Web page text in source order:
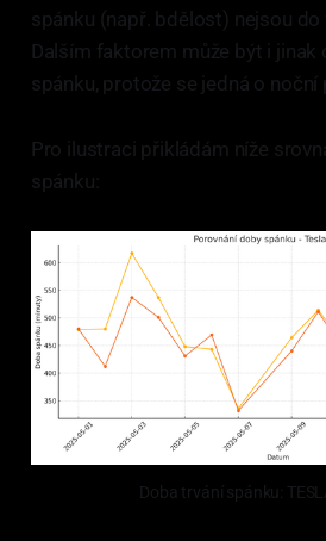
spánku (např. bdělost) nejsou do
Dalším faktorem může být i jinak
spánku, protože se jedná o noční
Pro ilustraci přikládám níže
spánku:
Doba trvání spánku: